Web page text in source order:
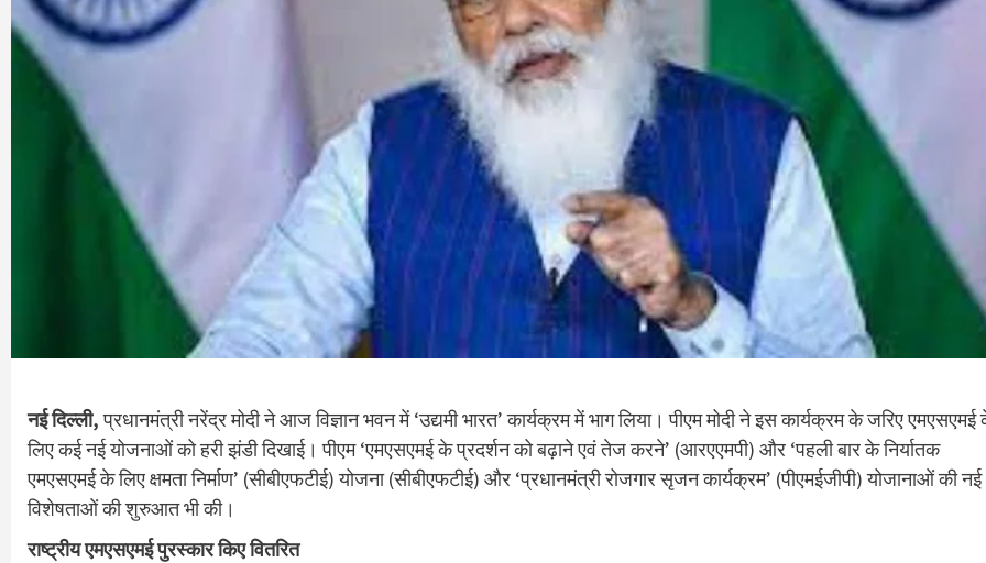
नई दिल्ली,प्रधानमंत्री नरेंद्र मोदी ने आज विज्ञान भवन में ‘उद्यमी भारत’ कार्यक्रम में भाग लिया। पीएम मोदी ने इस कार्यक्रम के जरिए एमएसएमई
लिए कई नई योजनाओं को हरी झंडी दिखाई। पीएम ‘एमएसएमई के प्रदर्शन को बढ़ाने एवं तेज करने’ (आरएएमपी) और ‘पहली बार के निर्यातक
एमएसएमई के लिए क्षमता निर्माण’ (सीबीएफटीई) योजना (सीबीएफटीई) और ‘प्रधानमंत्री रोजगार सृजन कार्यक्रम’ (पीएमईजीपी) योजानाओं की नई
विशेषताओं की शुरुआत भी की।
राष्ट्रीय एमएसएमई पुरस्कार किए वितरित